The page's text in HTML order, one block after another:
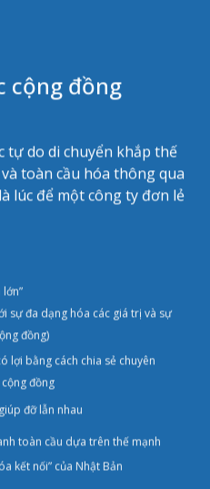
cộng đồng
tự do di chuyển khắp thế
toàn cầu hóa thông qua
lúc để một công ty đơn lẻ
sự đa dạng hóa các giá trị và sự
đồng)
lợi bằng cách chia sẻ chuyên
đồng
đỡ lẫn nhau
toàn cầu dựa trên thế mạnh
kết nối” của Nhật Bản